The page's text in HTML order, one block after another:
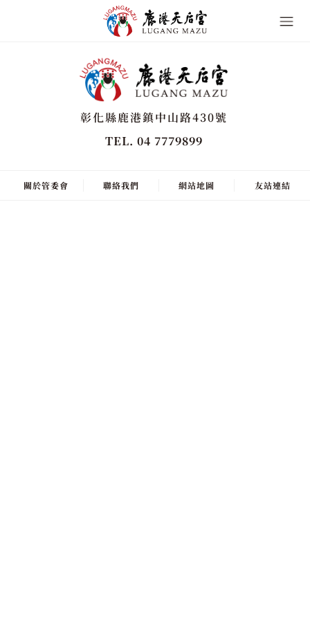
彰化縣鹿港鎮中山路430號
TEL. 04 7779899
關於管委會 聯絡我們 網站地圖 友站連結